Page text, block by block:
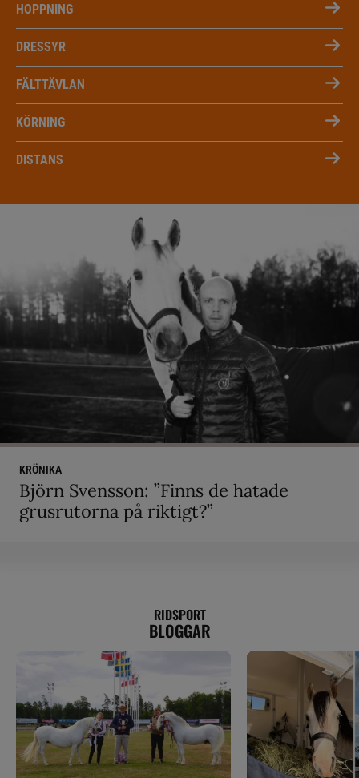
HOPPNING
DRESSYR
FÄLTTÄVLAN
KÖRNING
DISTANS
KRÖNIKA
Björn Svensson: ”Finns de hatade
grusrutorna på riktigt?”
RIDSPORT
BLOGGAR